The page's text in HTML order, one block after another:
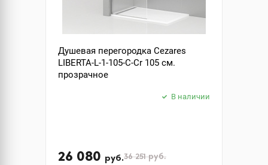
Душевая перегородка Cezares
LIBERTA-L-1-105-C-Cr 105 см.
прозрачное
В наличии
26 080 руб.36 251руб.